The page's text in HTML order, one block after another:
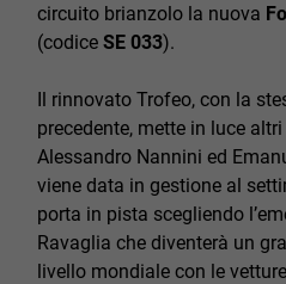
circuito brianzolo la nuova
(codice SE 033).
Il rinnovato Trofeo, con la
precedente, mette in luce
Alessandro Nannini ed
viene data in gestione al
porta in pista scegliendo
Ravaglia che diventerà un
livello mondiale con le